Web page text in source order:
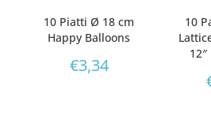
10 Piatti Ø 18 cm
Happy Balloons
€3,34
10